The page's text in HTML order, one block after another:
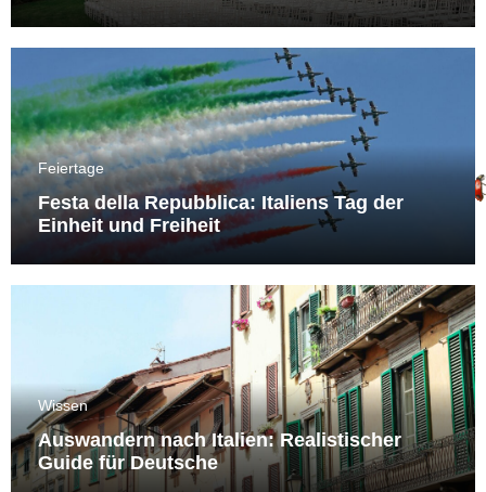
Feiertage
Festa della Repubblica: Italiens Tag der
Einheit und Freiheit
Wissen
Auswandern nach Italien: Realistischer
Guide für Deutsche